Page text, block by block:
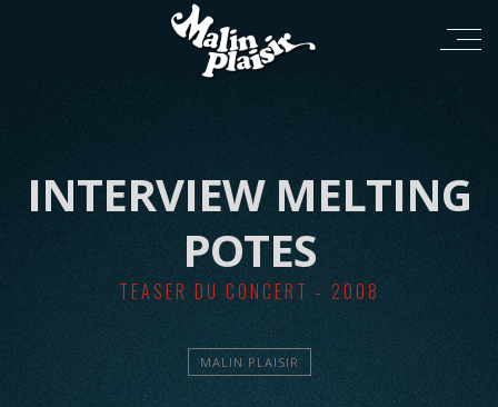
INTERVIEW MELTING
POTES
TEASER DU CONCERT - 2008
MALIN PLAISIR